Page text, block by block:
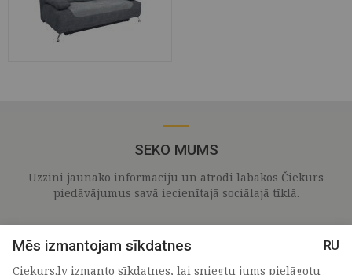
SEKO MUMS
Uzzini jaunāko informāciju un atrodi labākos Čiekurs
piedāvājumus savā iecienītajā sociālajā tīklā.
Mēs izmantojam sīkdatnes
RU
Ciekurs.lv izmanto sīkdatnes, lai sniegtu jums pielāgotu